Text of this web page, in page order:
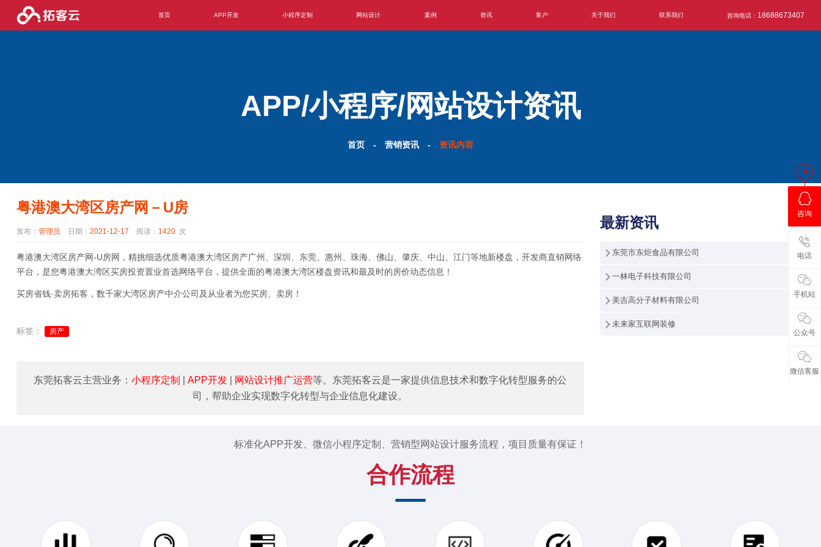
首页 APP开发 小程序定制 网站设计 案例 资讯 客户 关于我们 联系我们 咨询电话： 18688673407
APP/小程序/网站设计资讯
首页 - 营销资讯 - 资讯内容
粤港澳大湾区房产网－U房
发布： 管理员 日期： 2021-12-17 阅读： 1420次
粤港澳大湾区房产网-U房网，精挑细选优质粤港澳大湾区房产广州、深圳、东莞、惠州、珠海、佛山、肇庆、中山、江门等地新楼盘，开发商直销网络
平台，是您粤港澳大湾区买房投资置业首选网络平台，提供全面的粤港澳大湾区楼盘资讯和最及时的房价动态信息！
买房省钱·卖房拓客，数千家大湾区房产中介公司及从业者为您买房、卖房！
标签： 房产
东莞拓客云主营业务： 小程序定制 APP开发| 网站设计推广运营等。东莞拓客云是一家提供信息技术和数字化转型服务的公
司，帮助企业实现数字化转型与企业信息化建设。
最新资讯
东莞市东炬食品有限公司
一林电子科技有限公司
美吉高分子材料有限公司
未来家互联网装修
标准化APP开发、微信小程序定制、营销型网站设计服务流程，项目质量有保证！
合作流程
咨询
电话
手机站
公众号
微信客服